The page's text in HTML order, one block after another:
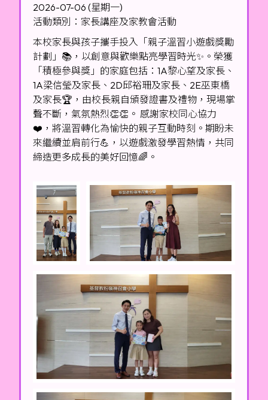
2026-07-06 (星期一)
活動類別：家長講座及家教會活動
本校家長與孩子攜手投入「親子溫習小遊戲獎勵
計劃」📚，以創意與歡樂點亮學習時光✨。榮獲
「積極參與獎」的家庭包括：1A黎心望及家長、
1A梁信瑩及家長、2D邱裕珊及家長、2E巫東橋
及家長🏆，由校長親自頒發證書及禮物，現場掌
聲不斷，氣氛熱烈👏👏。 感謝家校同心協力
❤️，將溫習轉化為愉快的親子互動時刻。期盼未
來繼續並肩前行💪，以遊戲激發學習熱情，共同
締造更多成長的美好回憶🌈。